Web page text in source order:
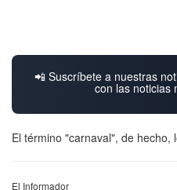
📲 Suscríbete a nuestras
con las noticias
El término "carnaval", de hecho,
El Informador